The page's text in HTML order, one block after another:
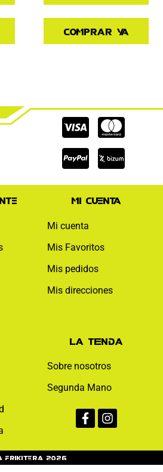
Comprar ya
Cc-
visa
Cc-
Cc-
paypal
Mi cuenta
Mi cuenta
Mis Favoritos
Mis pedidos
Mis direcciones
La tienda
Sobre nosotros
Segunda Mano
f
Frikitera 2026